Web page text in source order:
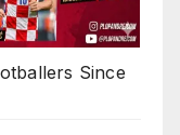
Since